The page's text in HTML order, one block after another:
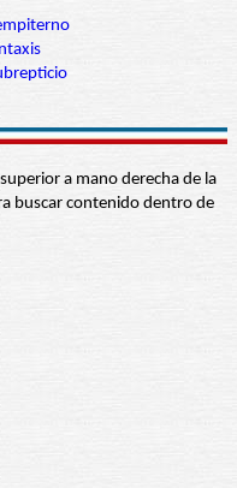
a mano derecha de la
buscar contenido dentro de